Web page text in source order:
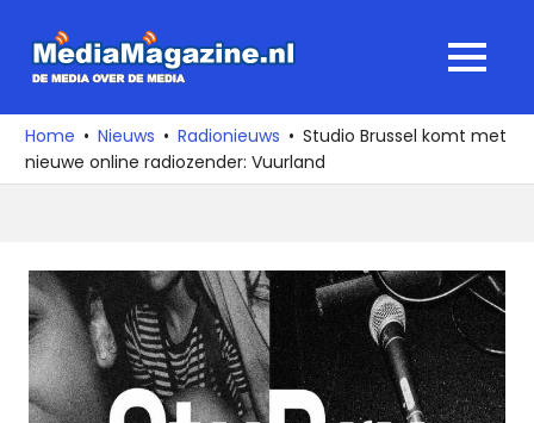
naar
media
over
de
MENU
Home Nieuws Radionieuws
Studio Brussel komt met
nieuwe online radiozender: Vuurland